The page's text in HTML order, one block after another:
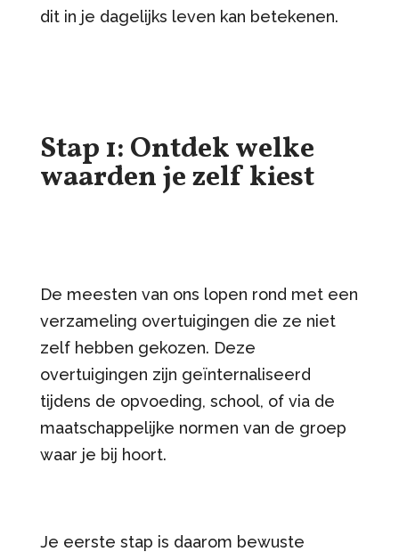
dit in je dagelijks leven kan betekenen.
Stap 1: Ontdek welke
waarden je zelf kiest
De meesten van ons lopen rond met een
verzameling overtuigingen die ze niet
zelf hebben gekozen. Deze
overtuigingen zijn geïnternaliseerd
tijdens de opvoeding, school, of via de
maatschappelijke normen van de groep
waar je bij hoort.
Je eerste stap is daarom bewuste